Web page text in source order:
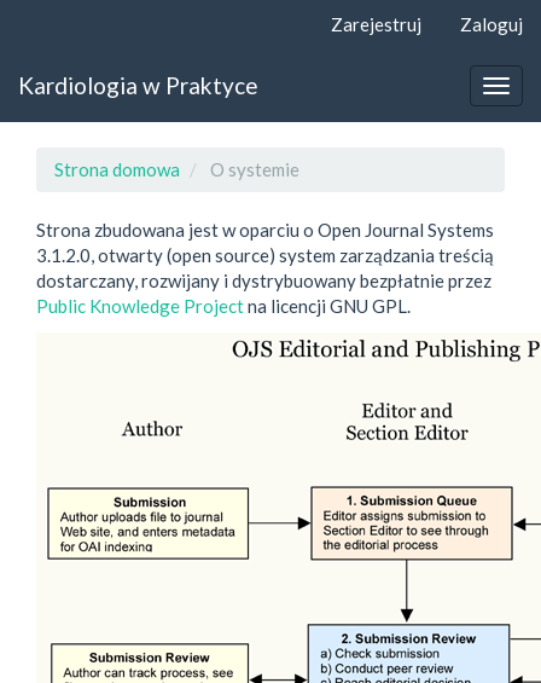
##plugins.themes.bootstrap3.accessible_menu.sidebar##
Zarejestruj Zaloguj
Kardiologia w Praktyce
Strona domowa O systemie
Strona zbudowana jest w oparciu o Open Journal Systems
3.1.2.0, otwarty (open source) system zarządzania treścią
dostarczany, rozwijany i dystrybuowany bezpłatnie przez
Public Knowledge Projectna licencji GNU GPL.